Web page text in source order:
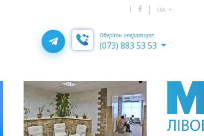
UA
Оберіть оператора:
(073) 883 53 53